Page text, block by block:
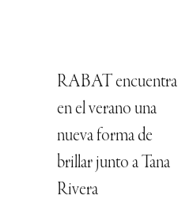
RABAT encuentra
en el verano una
nueva forma de
brillar junto a Tana
Rivera